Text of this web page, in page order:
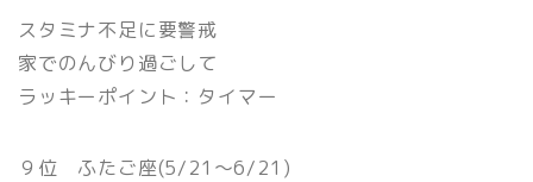
スタミナ不足に要警戒
家でのんびり過ごして
ラッキーポイント：タイマー
９位 ふたご座(5/21〜6/21)